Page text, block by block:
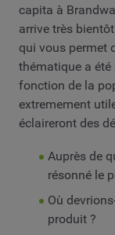
capita à
arrive très
qui vous permet
thématique a été
fonction de la
extremement
éclaireront des
Auprès de
résonné le
Où
produit ?